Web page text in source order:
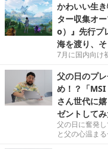
かわいい生
ター収集オ
o）』先行プ
海を渡り、
7月に国内向け
父の日のプ
め！？「
さん世代に
ゼントして
父の日に奮発
と父の心温まる